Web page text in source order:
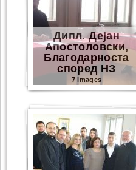
Дипл. Дејан
Апостоловски,
Благодарноста
според НЗ
7 images